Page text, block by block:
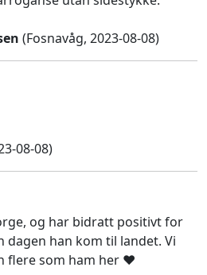
(Fosnavåg, 2023-08-08)
08-08)
og har bidratt positivt for
dagen han kom til landet. Vi
flere som ham her ❤️